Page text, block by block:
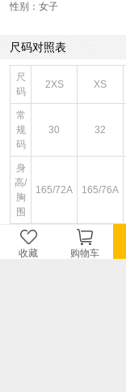
性别：女子
尺码对照表
尺
码
2XS XS
常
规
码
30 32
身
高/
胸
围
165/72A 165/76A
身
高/
165/54A 165/58A
收藏 购物车